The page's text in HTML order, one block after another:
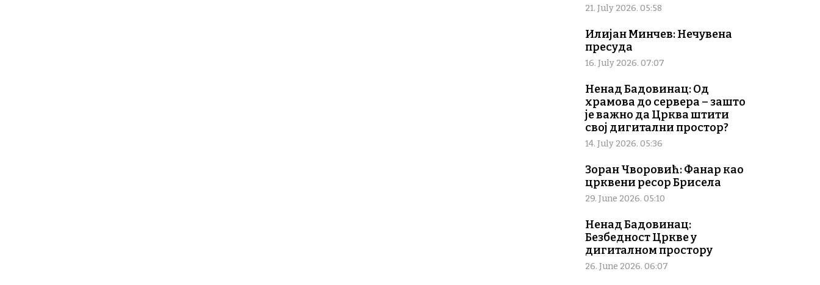
21. July 2026. 05:58
Илијан Минчев: Нечувена
пресуда
16. July 2026. 07:07
Ненад Бадовинац: Од
храмова до сервера – зашто
је важно да Црква штити
свој дигитални простор?
14. July 2026. 05:36
Зоран Чворовић: Фанар као
црквени ресор Брисела
29. June 2026. 05:10
Ненад Бадовинац:
Безбедност Цркве у
дигиталном простору
26. June 2026. 06:07